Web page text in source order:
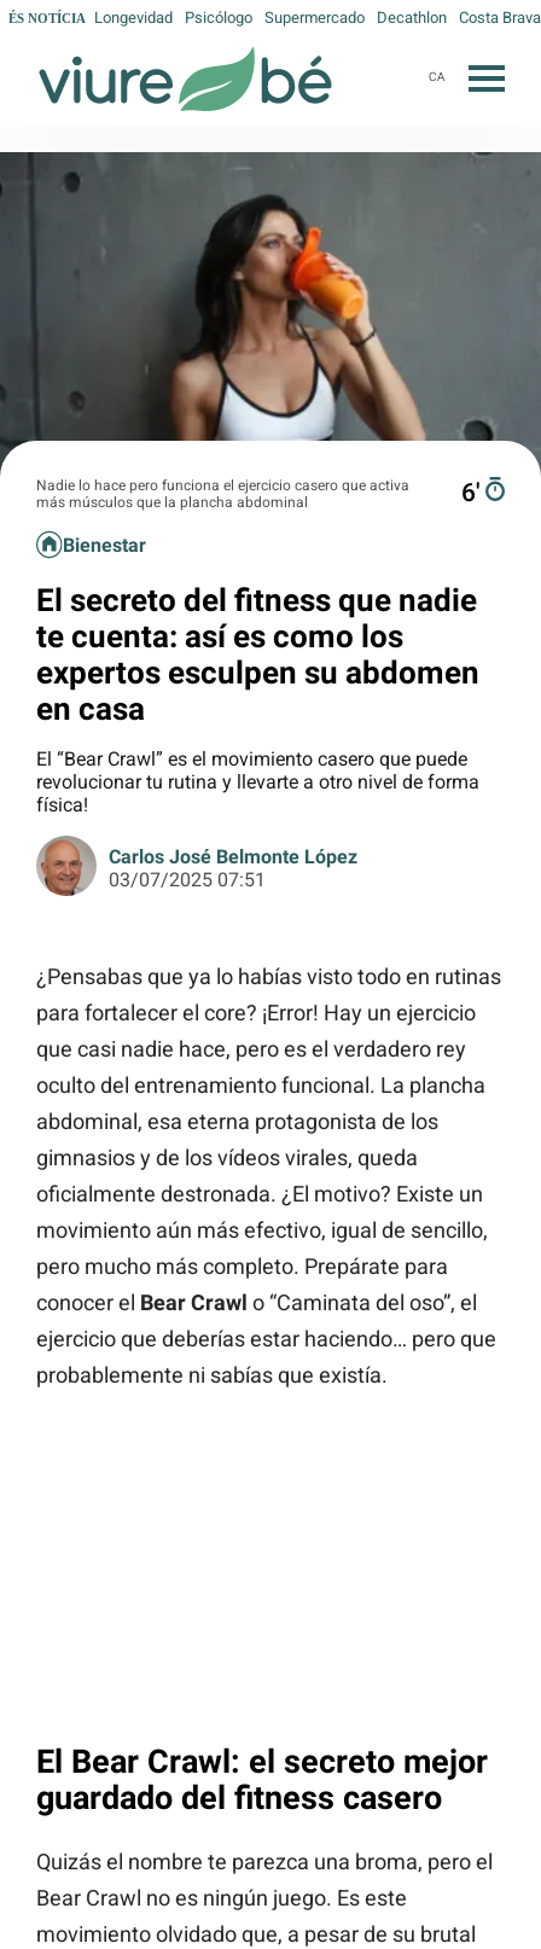
ÉS NOTÍCIA Longevidad Psicólogo Supermercado Decathlon Costa Brava
CA
Nadie lo hace pero funciona el ejercicio casero que activa
más músculos que la plancha abdominal
6′
Bienestar
El secreto del fitness que nadie
te cuenta: así es como los
expertos esculpen su abdomen
en casa
El “Bear Crawl” es el movimiento casero que puede
revolucionar tu rutina y llevarte a otro nivel de forma
física!
Carlos José Belmonte López
03/07/2025 07:51
¿Pensabas que ya lo habías visto todo en rutinas
para fortalecer el core? ¡Error! Hay un ejercicio
que casi nadie hace, pero es el verdadero rey
oculto del entrenamiento funcional. La plancha
abdominal, esa eterna protagonista de los
gimnasios y de los vídeos virales, queda
oficialmente destronada. ¿El motivo? Existe un
movimiento aún más efectivo, igual de sencillo,
pero mucho más completo. Prepárate para
conocer el Bear Crawl o “Caminata del oso”, el
ejercicio que deberías estar haciendo… pero que
probablemente ni sabías que existía.
El Bear Crawl: el secreto mejor
guardado del fitness casero
Quizás el nombre te parezca una broma, pero el
Bear Crawl no es ningún juego. Es este
movimiento olvidado que, a pesar de su brutal